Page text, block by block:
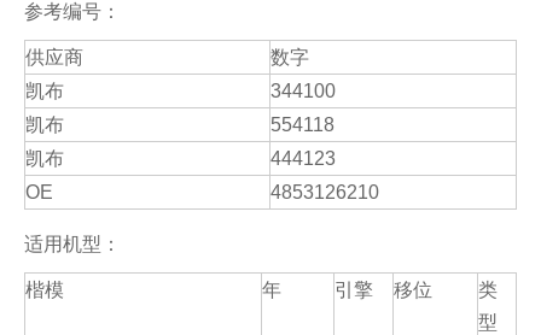
参考编号：
供应商
数字
凯布
344100
凯布
554118
凯布
444123
OE
4853126210
适用机型：
楷模 年 引擎 移位
类
型